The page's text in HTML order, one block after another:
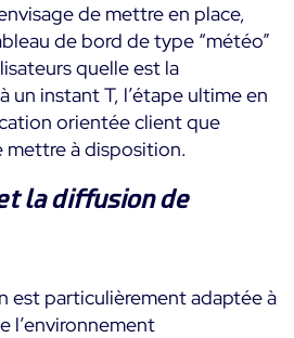
de mettre en place,
de bord de type “météo”
quelle est la
un instant T, l’étape ultime en
orientée client que
à disposition.
la diffusion de
est particulièrement adaptée à
l’environnement